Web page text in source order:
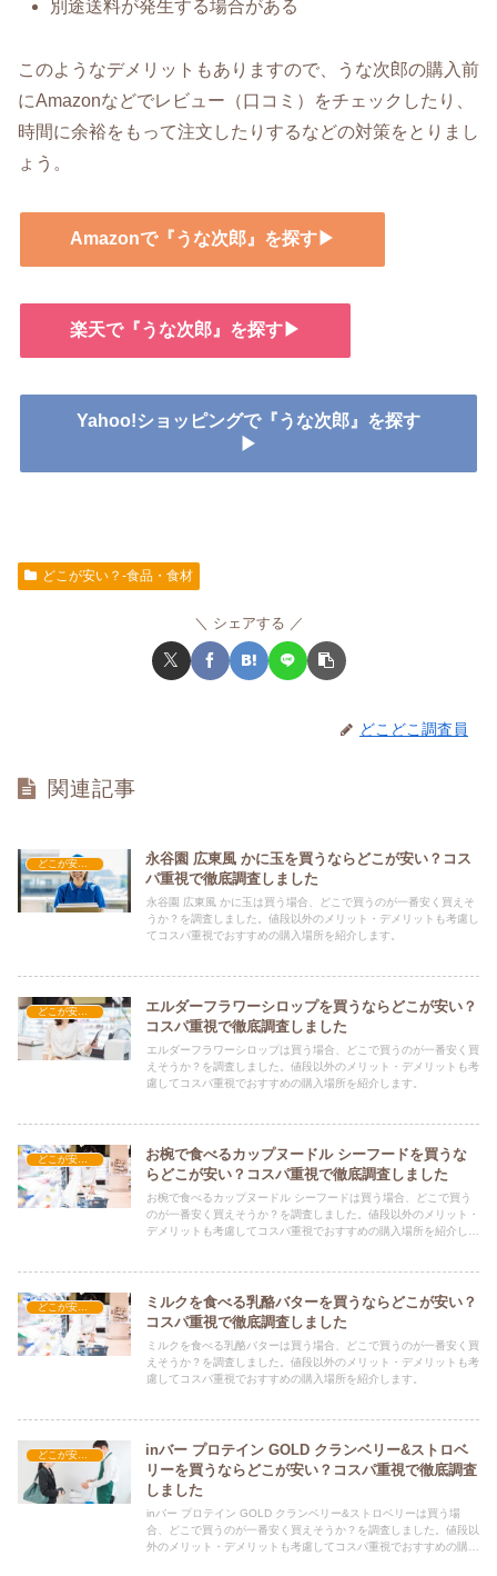
別途送料が発生する場合がある
このようなデメリットもありますので、うな次郎の購入前
にAmazonなどでレビュー（口コミ）をチェックしたり、
時間に余裕をもって注文したりするなどの対策をとりまし
ょう。
Amazonで『うな次郎』を探す▶
楽天で『うな次郎』を探す▶
Yahoo!ショッピングで『うな次郎』を探す
▶
どこが安い？-食品・食材
シェアする
どこどこ調査員
関連記事
どこが安い？-食品・食材
永谷園 広東風 かに玉を買うならどこが安い？コス
パ重視で徹底調査しました
永谷園 広東風 かに玉は買う場合、どこで買うのが一番安く買えそ
うか？を調査しました。値段以外のメリット・デメリットも考慮し
てコスパ重視でおすすめの購入場所を紹介します。
どこが安い？-食品・食材
エルダーフラワーシロップを買うならどこが安い？
コスパ重視で徹底調査しました
エルダーフラワーシロップは買う場合、どこで買うのが一番安く買
えそうか？を調査しました。値段以外のメリット・デメリットも考
慮してコスパ重視でおすすめの購入場所を紹介します。
どこが安い？-食品・食材
お椀で食べるカップヌードル シーフードを買うな
らどこが安い？コスパ重視で徹底調査しました
お椀で食べるカップヌードル シーフードは買う場合、どこで買う
のが一番安く買えそうか？を調査しました。値段以外のメリット・
デメリットも考慮してコスパ重視でおすすめの購入場所を紹介しま
どこが安い？-食品・食材
ミルクを食べる乳酪バターを買うならどこが安い？
コスパ重視で徹底調査しました
ミルクを食べる乳酪バターは買う場合、どこで買うのが一番安く買
えそうか？を調査しました。値段以外のメリット・デメリットも考
慮してコスパ重視でおすすめの購入場所を紹介します。
inバー プロテイン GOLD クランベリー&ストロベ
リーを買うならどこが安い？コスパ重視で徹底調査
しました
inバー プロテイン GOLD クランベリー&ストロベリーは買う場
合、どこで買うのが一番安く買えそうか？を調査しました。値段以
外のメリット・デメリットも考慮してコスパ重視でおすすめの購入